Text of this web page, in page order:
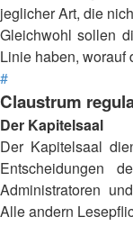
jeglicher Art, die
Gleichwohl sollen
Linie haben, worauf
#
Claustrum
Der Kapitelsaal
Der Kapitelsaal
Entscheidungen
Administratoren
Alle andern